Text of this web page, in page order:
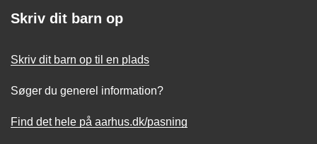
Skriv dit barn op
Skriv dit barn op til en plads
Søger du generel information?
Find det hele på aarhus.dk/pasning